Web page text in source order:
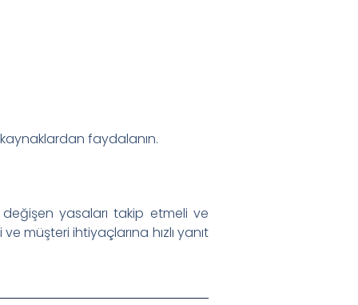
kaynaklardan faydalanın.
değişen yasaları takip etmeli ve
müşteri ihtiyaçlarına hızlı yanıt